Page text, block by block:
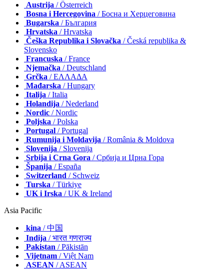
Austrija / Österreich
Bosna i Hercegovina / Босна и Херцеговина
Bugarska / България
Hrvatska / Hrvatska
Češka Republika i Slovačka / Česká republika &
Slovensko
Francuska / France
Njemačka / Deutschland
Grčka / ΕΛΛΑΔΑ
Mađarska / Hungary
Italija / Italia
Holandija / Nederland
Nordic / Nordic
Poljska / Polska
Portugal / Portugal
Rumunija i Moldavija / România & Moldova
Slovenija / Slovenija
Srbija i Crna Gora / Србија и Црна Гора
Španija / España
Switzerland / Schweiz
Turska / Türkiye
UK i Irska / UK & Ireland
Asia Pacific
kina / 中国
Indija / भारत गणराज्य
Pakistan / Pākistān
Vijetnam / Việt Nam
ASEAN / ASEAN